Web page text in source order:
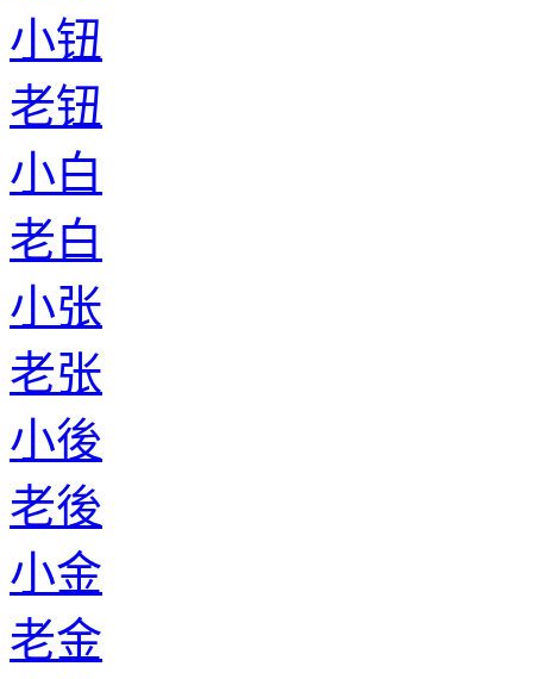
小钮
老钮
小白
老白
小张
老张
小後
老後
小金
老金